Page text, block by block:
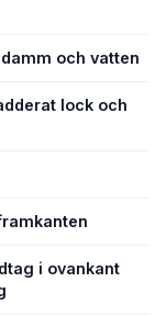
och vatten
lock och
i ovankant